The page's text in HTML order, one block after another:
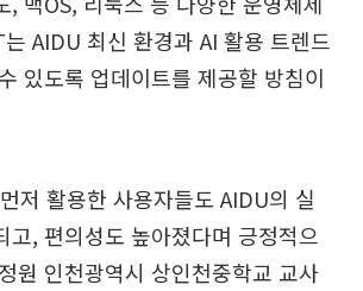
AIDU 최신 환경과 AI 활용 트렌드
있도록 업데이트를 제공할 방침이
저 활용한 사용자들도 AIDU의 실
고, 편의성도 높아졌다며 긍정적으
원 인천광역시 상인천중학교 교사